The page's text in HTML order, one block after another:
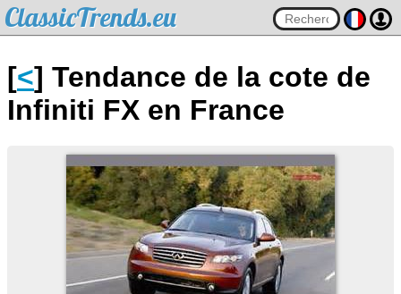
ClassicTrends.eu
[<] Tendance de la cote de
Infiniti FX en France